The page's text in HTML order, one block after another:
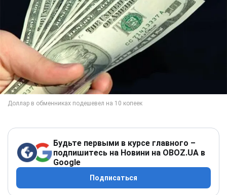
Будьте первыми в курсе главного –
подпишитесь на Новини на OBOZ.UA в
Google
Подписаться